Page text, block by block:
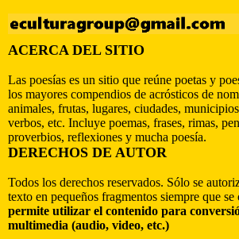
ACERCA DEL SITIO
Las poesías es un sitio que reúne poetas y
los mayores compendios de acrósticos de
animales, frutas, lugares, ciudades,
verbos, etc. Incluye poemas, frases, rimas,
proverbios, reflexiones y mucha poesía.
DERECHOS DE AUTOR
Todos los derechos reservados. Sólo se
texto en pequeños fragmentos siempre que se
permite utilizar el contenido para
multimedia (audio, video, etc.)